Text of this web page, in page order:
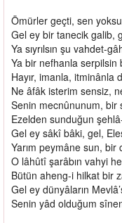
Ömürler geçti, sen
Gel ey bir tanecik galib,
Ya sıyrılsın şu vahdet-
Ya bir nefhanla
Hayır, imanla, itminânla
Ne âfâk isterim sensiz,
Senin mecnûnunum, bir
Ezelden sunduğun
Gel ey sâkî bâki, gel,
Yarım peymâne sun, bir
O lâhûtî şarâbın vahyi
Bütün aheng-i hilkat bir
Gel ey dünyâların
Senin yâd olduğum